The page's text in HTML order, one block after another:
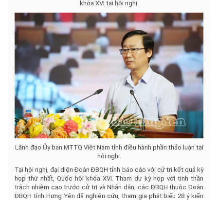
khóa XVI tại hội nghị.
Lãnh đạo Ủy ban MTTQ Việt Nam tỉnh điều hành phần thảo luận tại
hội nghị.
Tại hội nghị, đại diện Đoàn ĐBQH tỉnh báo cáo với cử tri kết quả kỳ
họp thứ nhất, Quốc hội khóa XVI. Tham dự kỳ họp với tinh thần
trách nhiệm cao trước cử tri và Nhân dân, các ĐBQH thuộc Đoàn
ĐBQH tỉnh Hưng Yên đã nghiên cứu, tham gia phát biểu 28 ý kiến